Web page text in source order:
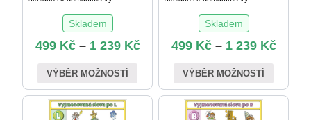
Skladem
499 Kč– 1 239 Kč
VÝBĚR MOŽNOSTÍ
Skladem
499 Kč– 1 239 Kč
VÝBĚR MOŽNOSTÍ